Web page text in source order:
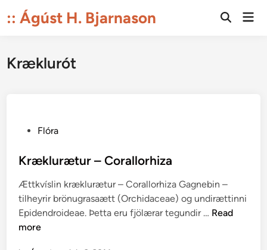
to:: Ágúst H. Bjarnason
Open
Kræklurót
s
e
d
i
n
Flóra
Kræklurætur – Corallorhiza
Ættkvíslin kræklurætur – Corallorhiza Gagnebin –
tilheyrir brönugrasaætt (Orchidaceae) og undirættinni
Epidendroideae. Þetta eru fjölærar tegundir … K
Read
more